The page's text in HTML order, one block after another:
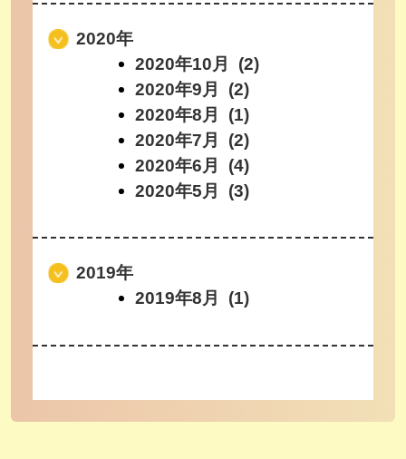
2020年
2020年10月 (2)
2020年9月 (2)
2020年8月 (1)
2020年7月 (2)
2020年6月 (4)
2020年5月 (3)
2019年
2019年8月 (1)